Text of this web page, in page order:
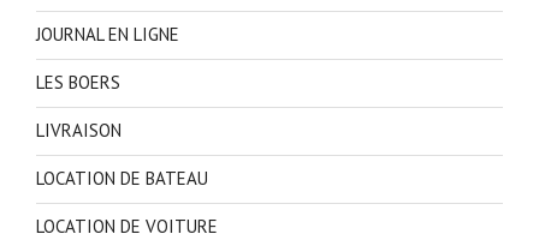
JOURNAL EN LIGNE
LES BOERS
LIVRAISON
LOCATION DE BATEAU
LOCATION DE VOITURE